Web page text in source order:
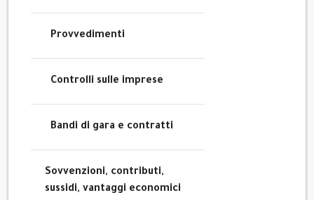
Provvedimenti
Controlli sulle imprese
Bandi di gara e contratti
Sovvenzioni, contributi,
sussidi, vantaggi economici